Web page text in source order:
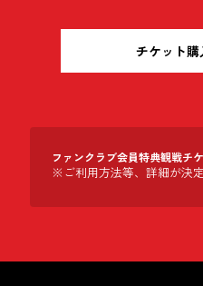
チケット購
ファンクラブ会員特典観戦チ
※ご利用方法等、詳細が決